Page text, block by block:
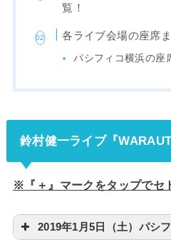
覧！
各ライブ会場の座席ま
パシフィコ横浜の座
鈴村健一ライブ『
※『＋』マークをタップでセ
2019年1月5日（土）パシ